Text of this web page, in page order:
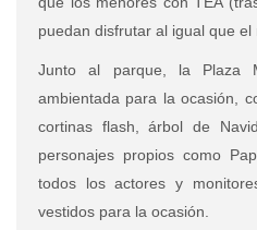
puedan disfrutar al igual que el
Junto al parque, la Plaza
ambientada para la ocasión,
cortinas flash, árbol de
personajes propios como
todos los actores y
vestidos para la ocasión.